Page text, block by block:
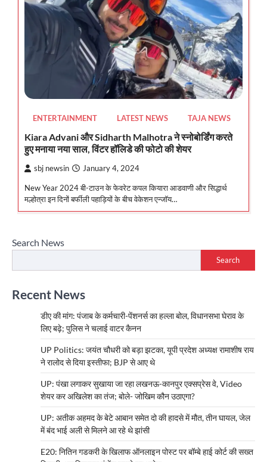
ENTERTAINMENT LATEST NEWS TAJA NEWS
Kiara Advani और Sidharth Malhotra ने स्नोबोर्डिंग करते
हुए मनाया नया साल, विंटर हॉलिडे की फोटो की शेयर
sbj newsin January 4, 2024
New Year 2024 बी-टाउन के फेवरेट कपल कियारा आडवाणी और सिद्धार्थ
मल्होत्रा इन दिनों बर्फीली पहाड़ियों के बीच वेकेशन एन्जॉय…
Search News
Search
Recent News
डीए की मांग: पंजाब के कर्मचारी-पेंशनर्स का हल्ला बोल, विधानसभा घेराव के
लिए बढ़े; पुलिस ने चलाई वाटर कैनन
UP Politics: जयंत चौधरी को बड़ा झटका, यूपी प्रदेश अध्यक्ष रामाशीष राय
ने रालोद से दिया इस्तीफा; BJP से आए थे
UP: पंखा लगाकर सुखाया जा रहा लखनऊ-कानपुर एक्सप्रेस वे, Video
शेयर कर अखिलेश का तंज; बोले- जोखिम कौन उठाएगा?
UP: अतीक अहमद के बेटे आबान समेत दो की हादसे में मौत, तीन घायल, जेल
में बंद भाई अली से मिलने आ रहे थे झांसी
E20: नितिन गडकरी के खिलाफ ऑनलाइन पोस्ट पर बॉम्बे हाई कोर्ट की सख्त